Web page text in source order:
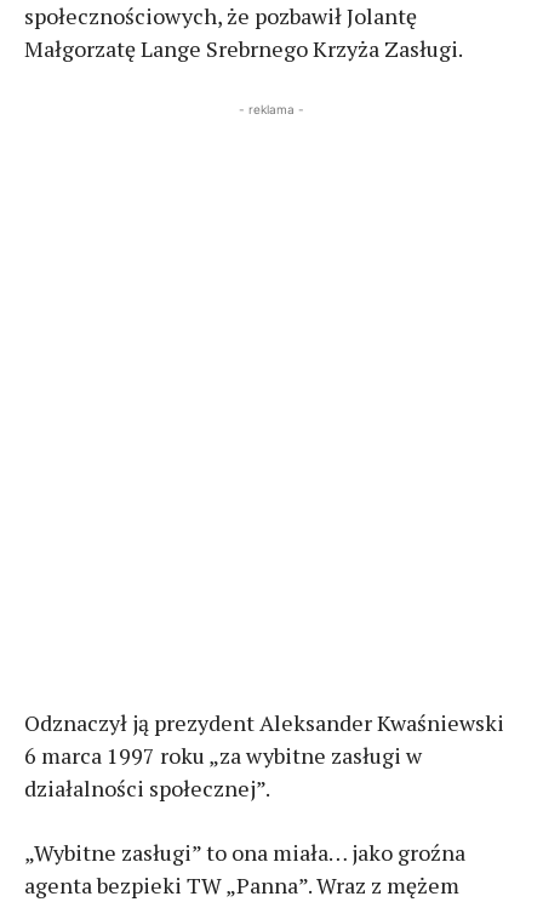
społecznościowych, że pozbawił Jolantę
Małgorzatę Lange Srebrnego Krzyża Zasługi.
- reklama -
Odznaczył ją prezydent Aleksander Kwaśniewski
6 marca 1997 roku „za wybitne zasługi w
działalności społecznej”.
„Wybitne zasługi” to ona miała… jako groźna
agenta bezpieki TW „Panna”. Wraz z mężem